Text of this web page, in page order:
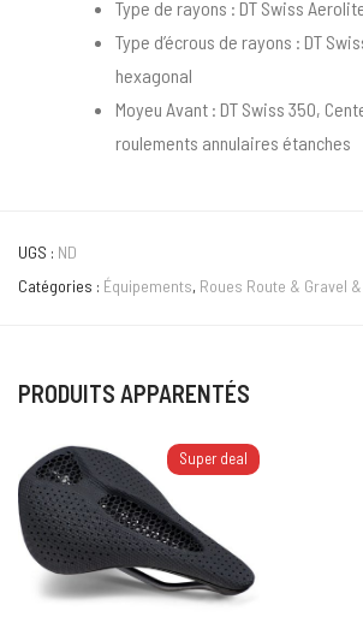
Type de rayons : DT Swiss
Type d’écrous de rayons : DT
hexagonal
Moyeu Avant : DT Swiss 350,
roulements annulaires étanches
UGS : ND
Catégories : Équipements, Roues Route & Gravel &
PRODUITS APPARENTÉS
Super deal